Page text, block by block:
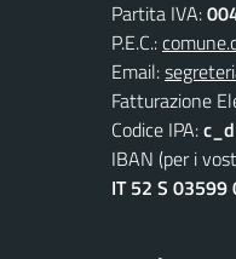
Partita IVA:
P.E.C.:
Email:
Fatturazione
Codice IPA:
IBAN (per i
IT 52 S